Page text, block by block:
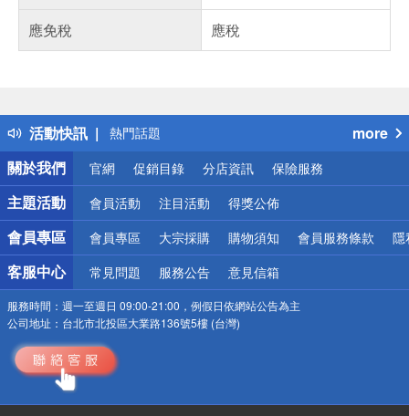
應免稅
應稅
活動快訊
得獎公告
熱門話題
銀行優惠
偏遠地區配送
詐騙網頁！請小心！
more
關於我們
官網 促銷目錄 分店資訊 保險服務
主題活動 會員活動 注目活動 得獎公佈
會員專區 會員專區 大宗採購 購物須知 會員服務條款 隱
客服中心 常見問題 服務公告 意見信箱
服務時間： 週一至週日 09:00-21:00，例假日依網站公告為主
公司地址： 台北市北投區大業路136號5樓 (台灣)